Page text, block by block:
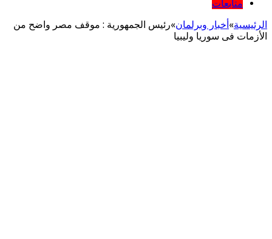
متابعات
الرئيسية»أخبار وبرلمان»رئيس الجمهورية : موقف مصر واضح من
الأزمات فى سوريا وليبيا